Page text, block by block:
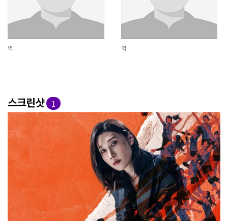
역 역
스크린샷 1